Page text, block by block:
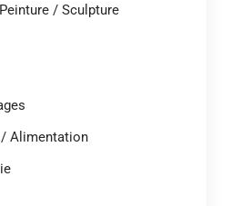
/ Sculpture
Alimentation